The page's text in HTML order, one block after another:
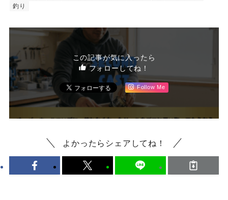
釣り
この記事が気に入ったら
フォローしてね！
Follow Me
よかったらシェアしてね！